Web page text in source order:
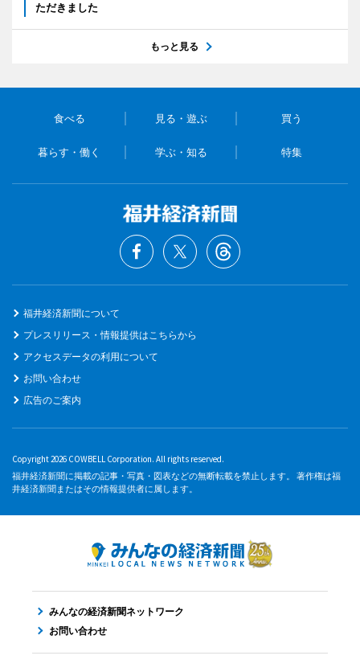
ただきました
もっと見る
食べる 見る・遊ぶ 買う
暮らす・働く 学ぶ・知る 特集
福井経済新聞について
プレスリリース・情報提供はこちらから
アクセスデータの利用について
お問い合わせ
広告のご案内
Copyright 2026 COWBELL Corporation. All rights reserved.
福井経済新聞に掲載の記事・写真・図表などの無断転載を禁止します。 著作権は福
井経済新聞またはその情報提供者に属します。
みんなの経済新聞ネットワーク
お問い合わせ